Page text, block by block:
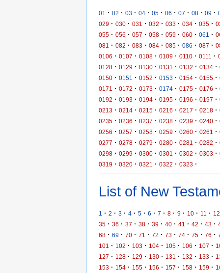
01 · 02 · 03 · 04 · 05 · 06 · 07 · 08 · 09 ·
029 · 030 · 031 · 032 · 033 · 034 · 035 ·
055 · 056 · 057 · 058 · 059 · 060 · 061 ·
081
· 082 · 083 · 084 · 085 · 086 · 087 ·
0106 · 0107 · 0108 · 0109 · 0110 · 0111 ·
0128 · 0129 · 0130 · 0131 · 0132 · 0134 ·
0150 · 0151 · 0152 · 0153 · 0154 · 0155 ·
0171
· 0172 · 0173 · 0174 · 0175 · 0176 ·
0192 · 0193 · 0194 · 0195 · 0196 · 0197 ·
0213 · 0214 · 0215 · 0216 · 0217 · 0218 ·
0235 · 0236 · 0237 · 0238 · 0239 · 0240 ·
0256 · 0257 · 0258 · 0259 · 0260 · 0261 ·
0277 · 0278 · 0279 · 0280 · 0281 · 0282 ·
0298 · 0299 · 0300 · 0301 · 0302 · 0303 ·
0319 · 0320 · 0321 · 0322 · 0323 ·
List of New
1 · 2 · 3 · 4 · 5 · 6 · 7 · 8 · 9 · 10 · 11 · 12
35 · 36 · 37 · 38 · 39 · 40 · 41 · 42 · 43 ·
68 · 69 · 70 · 71 · 72 · 73 · 74 · 75 · 76 ·
101
· 102 · 103 · 104 · 105 · 106 · 107 ·
127 · 128 · 129 · 130 · 131 · 132 · 133 ·
153 · 154 · 155 · 156 · 157 · 158 · 159 ·